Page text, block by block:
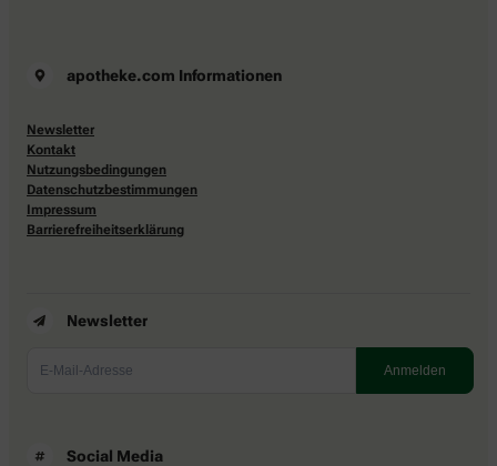
apotheke.com Informationen
Newsletter
Kontakt
Nutzungsbedingungen
Datenschutzbestimmungen
Impressum
Barrierefreiheitserklärung
Newsletter
Social Media